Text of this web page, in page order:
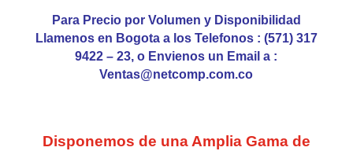
Para Precio por Volumen y Disponibilidad
Llamenos en Bogota a los Telefonos : (571) 317
9422 – 23, o Envienos un Email a :
Ventas@netcomp.com.co
Disponemos de una Amplia Gama de